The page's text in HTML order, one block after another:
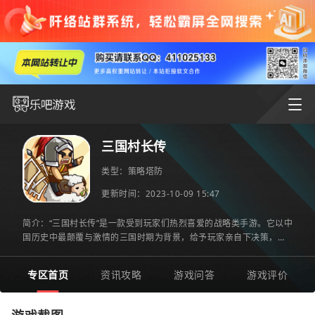
三国村长传
类型： 策略塔防
更新时间：2023-10-09 15:47
简介：“三国村长传”是一款受到玩家们热烈喜爱的战略类手游。它以中
国历史中最颠覆与激情的三国时期为背景，给予玩家亲自下决策，指
专区首页 资讯攻略 游戏问答 游戏评价